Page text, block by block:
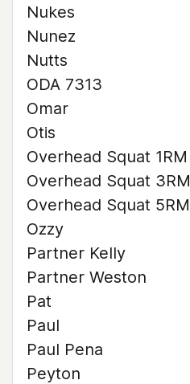
Nukes
Nunez
Nutts
ODA 7313
Omar
Otis
Overhead Squat 1RM
Overhead Squat 3RM
Overhead Squat 5RM
Ozzy
Partner Kelly
Partner Weston
Pat
Paul
Paul Pena
Peyton